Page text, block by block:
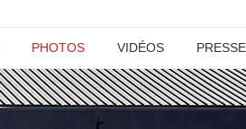
PHOTOS VIDÉOS PRESSE